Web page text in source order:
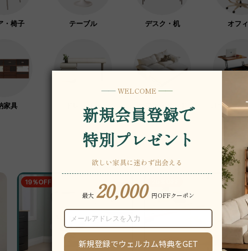
・椅子 テーブル デスク・机 オフ
家具 ドレッサー ソファ・ベッド ローテー
19％OFF